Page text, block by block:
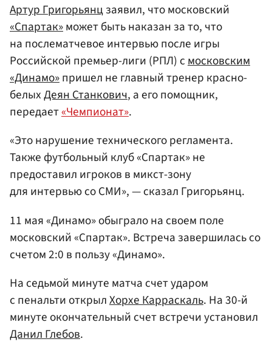
Артур Григорьянцзаявил, что московский
«Спартак»может быть наказан за то, что
на послематчевое интервью после игры
Российской премьер-лиги (РПЛ) смосковским
«Динамо»пришел не главный тренер красно-
белыхДеян Станкович, а его помощник,
передает«Чемпионат».
«Это нарушение технического регламента.
Также футбольный клуб «Спартак» не
предоставил игроков в микст-зону
для интервью со СМИ», — сказал Григорьянц.
11 мая «Динамо» обыграло на своем поле
московский «Спартак». Встреча завершилась со
счетом 2:0 в пользу «Динамо».
На седьмой минуте матча счет ударом
с пенальти открылХорхе Карраскаль. На 30-й
минуте окончательный счет встречи установил
Данил Глебов.